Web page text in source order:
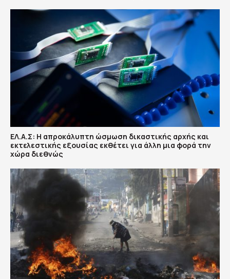
ΕΛ.Α.Σ: Η απροκάλυπτη ώσμωση δικαστικής αρχής και
εκτελεστικής εξουσίας εκθέτει για άλλη μια φορά την
χώρα διεθνώς